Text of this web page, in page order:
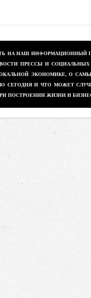
НА НАШ
ПРЕССЫ И
ЭКОНОМИКЕ, О
СЕГОДНЯ И ЧТО МОЖЕТ
ПОСТРОЕНИИ ЖИЗНИ И